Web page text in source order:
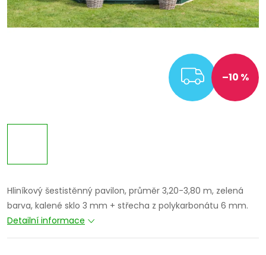
–10 %
Hliníkový šestistěnný pavilon, průměr 3,20-3,80 m, zelená
barva, kalené sklo 3 mm + střecha z polykarbonátu 6 mm.
Detailní informace